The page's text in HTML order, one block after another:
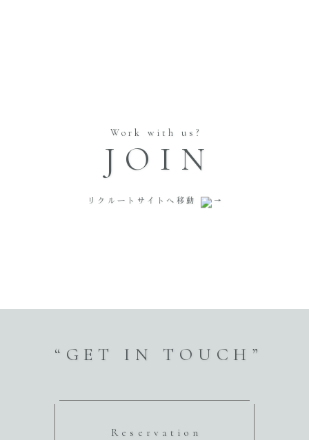
Work with us?
JOIN
リクルートサイトへ移動
“GET IN TOUCH”
Reservation